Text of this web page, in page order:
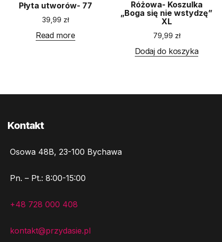
Płyta utworów- 77
39,99 zł
Read more
Różowa- Koszulka
„Boga się nie wstydzę”
XL
79,99 zł
Dodaj do koszyka
Kontakt
Osowa 48B, 23-100 Bychawa
Pn. – Pt.: 8:00-15:00
+48 728 000 408
kontakt@przydasie.pl